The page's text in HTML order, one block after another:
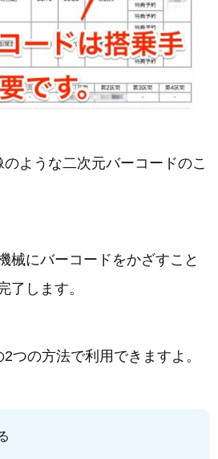
ような二次元バーコードのこ
械にバーコードをかざすこと
了します。
つの方法で利用できますよ。